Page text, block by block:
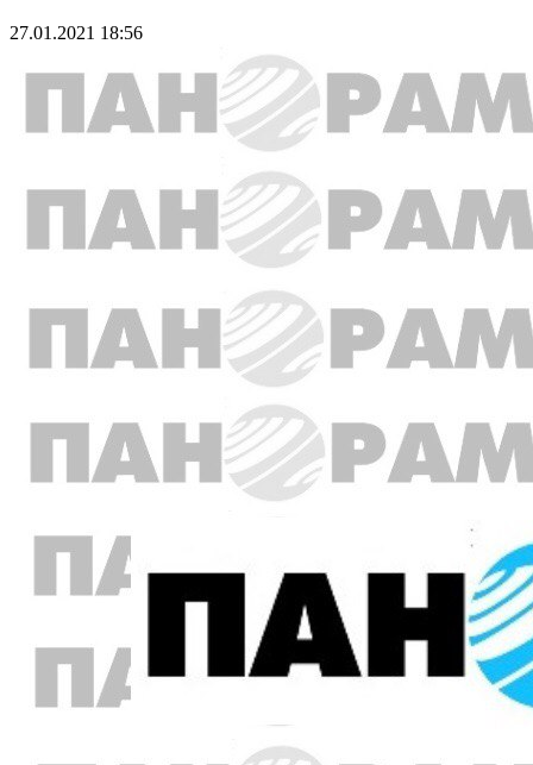
27.01.2021 18:56